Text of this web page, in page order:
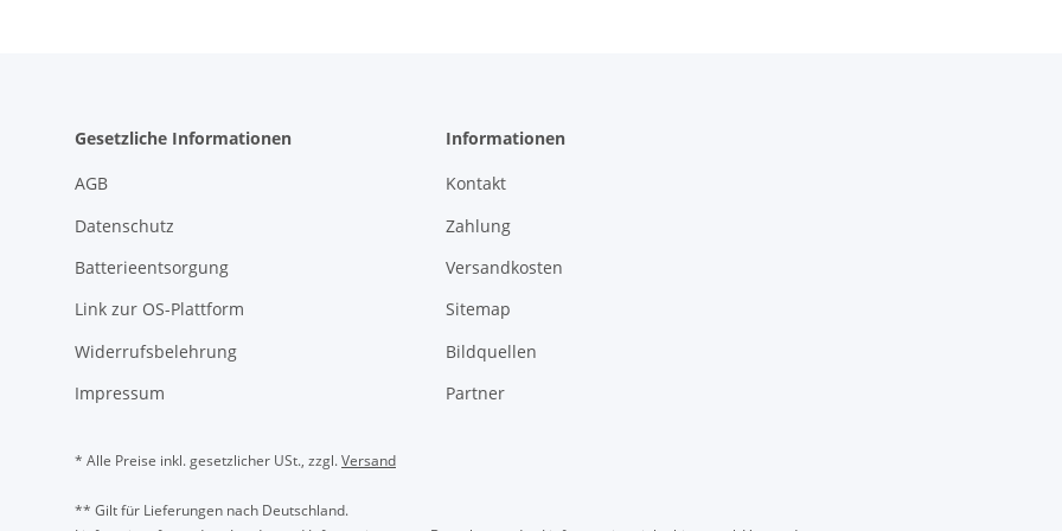
Gesetzliche Informationen
AGB
Datenschutz
Batterieentsorgung
Link zur OS-Plattform
Widerrufsbelehrung
Impressum
Informationen
Kontakt
Zahlung
Versandkosten
Sitemap
Bildquellen
Partner
* Alle Preise inkl. gesetzlicher USt., zzgl.Versand
** Gilt für Lieferungen nach Deutschland.